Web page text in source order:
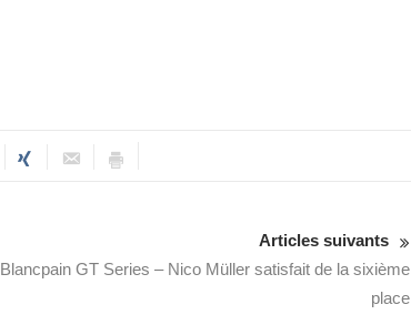
Articles suivants
Blancpain GT Series – Nico Müller satisfait de la sixième
place